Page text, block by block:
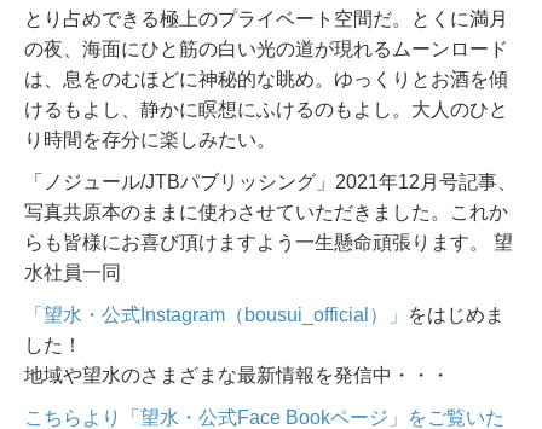
とり占めできる極上のプライベート空間だ。とくに満月
の夜、海面にひと筋の白い光の道が現れるムーンロード
は、息をのむほどに神秘的な眺め。ゆっくりとお酒を傾
けるもよし、静かに瞑想にふけるのもよし。大人のひと
り時間を存分に楽しみたい。
「ノジュール/JTBパブリッシング」2021年12月号記事、
写真共原本のままに使わさせていただきました。これか
らも皆様にお喜び頂けますよう一生懸命頑張ります。 望
水社員一同
「望水・公式Instagram（bousui_official）」
をはじめま
した！
地域や望水のさまざまな最新情報を発信中・・・
こちらより「望水・公式Face Bookページ」をご覧いた